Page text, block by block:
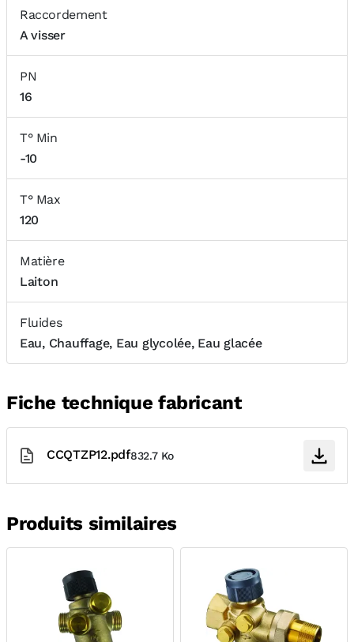
Raccordement
A visser
PN
16
T° Min
-10
T° Max
120
Matière
Laiton
Fluides
Eau, Chauffage, Eau glycolée, Eau glacée
Fiche technique fabricant
CCQTZP12.pdf832.7 Ko
Produits similaires